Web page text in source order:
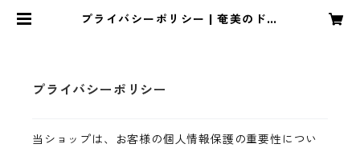
プライバシーポリシー | 奄美のドキ
プライバシーポリシー
当ショップは、お客様の個人情報保護の重要性につい